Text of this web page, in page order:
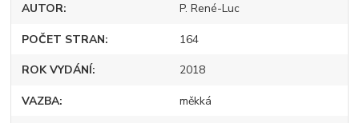
AUTOR P. René-Luc
POČET STRAN 164
ROK VYDÁNÍ 2018
VAZBA měkká